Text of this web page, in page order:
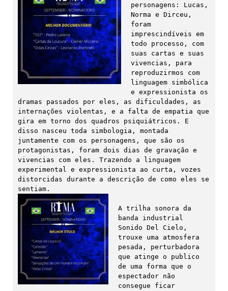
personagens: Lucas,
Norma e Dirceu,
foram
imprescindíveis em
todo processo, com
suas cartas e suas
vivencias, para
reproduzirmos com
linguagem simbólica
e expressionista os
dramas passados por eles, as dificuldades, as
internações violentas, e a falta de empatia que
gira em torno dos quadros psiquiátricos. E
disso nasceu toda simbologia, montada
juntamente com os personagens, que são os
protagonistas, foram dois dias de gravação e
vivencias com eles. Trazendo a linguagem
experimental e expressionista ao curta, vozes
distorcidas durante a descrição de como eles se
A trilha sonora da
banda industrial
Sonido Del Cielo,
trouxe uma atmosfera
pesada, perturbadora
que atinge o publico
de uma forma que o
espectador não
consegue ficar